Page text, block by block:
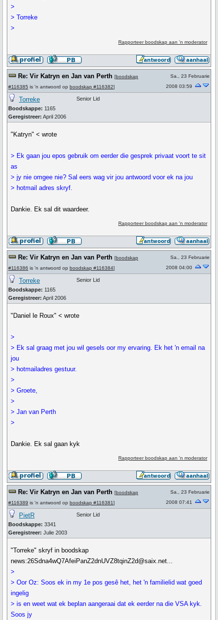
>
> Torreke
>
Rapporteer boodskap aan 'n moderator
Re: Vir Katryn en Jan van Perth [boodskap
#116385 is 'n antwoord op boodskap #116382]
Sa., 23 Februarie
2008 03:59
Torreke
Boodskappe: 1165
Geregistreer: April 2006
Senior Lid
"Katryn" < wrote
> Ek gaan jou epos gebruik om eerder die gesprek privaat voort te sit
as
> jy nie omgee nie? Sal eers wag vir jou antwoord voor ek na jou
> hotmail adres skryf.
Dankie. Ek sal dit waardeer.
Rapporteer boodskap aan 'n moderator
Re: Vir Katryn en Jan van Perth [boodskap
#116386 is 'n antwoord op boodskap #116384]
Sa., 23 Februarie
2008 04:00
Torreke
Boodskappe: 1165
Geregistreer: April 2006
Senior Lid
"Daniel le Roux" < wrote
>
> Ek sal graag met jou wil gesels oor my ervaring. Ek het 'n email na
jou
> hotmailadres gestuur.
>
> Groete,
>
> Jan van Perth
>
Dankie. Ek sal gaan kyk
Rapporteer boodskap aan 'n moderator
Re: Vir Katryn en Jan van Perth [boodskap
#116389 is 'n antwoord op boodskap #116381]
Sa., 23 Februarie
2008 07:41
PietR
Boodskappe: 3341
Geregistreer: Julie 2003
Senior Lid
"Torreke" skryf in boodskap
news:26Sdna4wQ7AfeiPanZ2dnUVZ8tqinZ2d@saix.net...
>
> Oor Oz: Soos ek in my 1e pos gesê het, het 'n familielid wat goed
ingelig
> is en weet wat ek beplan aangeraai dat ek eerder na die VSA kyk.
Soos jy